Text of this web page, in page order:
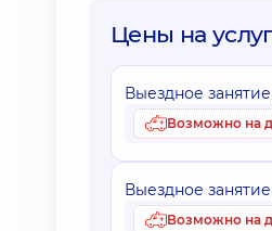
Цены на
Выездное
Возможно на
Выездное
Возможно на